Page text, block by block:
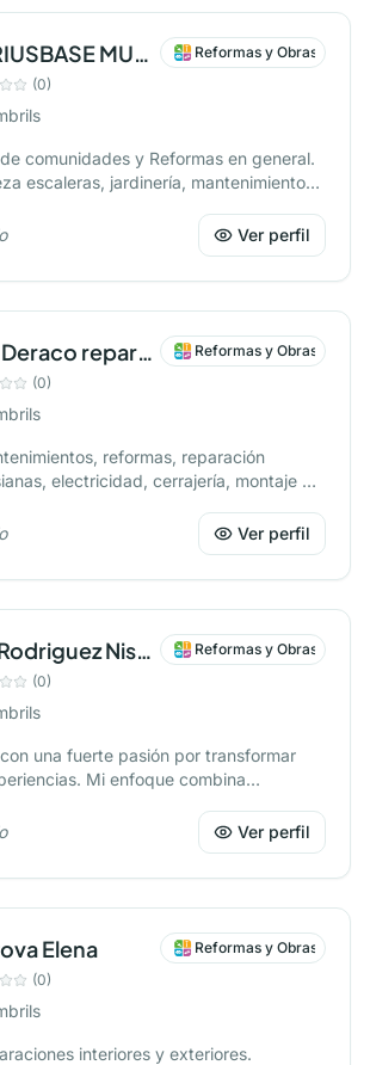
MARIUSBASE MULTISERVEIS, SL
Reformas y Obras
(0)
comunidades y Reformas en general.
escaleras, jardinería, mantenimiento
Ver perfil
Mas Deraco reparaciones
Reformas y Obras
(0)
reformas, reparación
electricidad, cerrajería, montaje de
Ver perfil
Eva Rodriguez Nistal
Reformas y Obras
(0)
una fuerte pasión por transformar
Mi enfoque combina
de cada cliente para crear ambientes
Con una mirada creativa y
la distribución hasta la elección de
y armonía en cada rincón.
Ver perfil
Elena
Reformas y Obras
(0)
interiores y exteriores.